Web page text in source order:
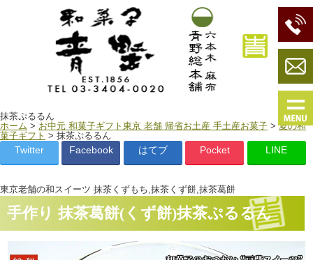
抹茶ぷるるん
ホーム > お中元 和菓子ギフト東京 老舗 帰省お土産 手土産お菓子 >夏の和
菓子ギフト > 抹茶ぷるるん
Twitter Facebook はてブ Pocket LINE
東京老舗の和スイーツ 抹茶くずもち,抹茶くず餅,抹茶葛餅
手作り 抹茶葛餅(くず餅)抹茶ぷるるん